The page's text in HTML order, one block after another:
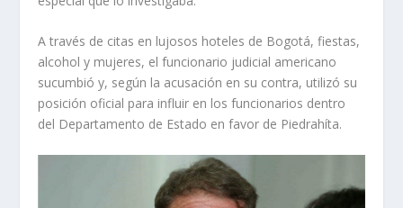
A través de citas en lujosos hoteles de Bogotá, fiestas,
alcohol y mujeres, el funcionario judicial americano
sucumbió y, según la acusación en su contra, utilizó su
posición oficial para influir en los funcionarios dentro
del Departamento de Estado en favor de Piedrahíta.